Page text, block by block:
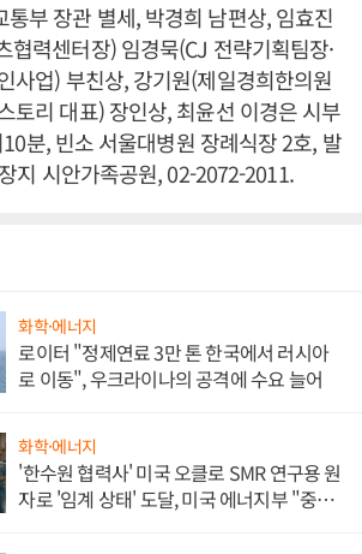
부 장관 별세, 박경희 남편상, 임효진
협력센터장) 임경묵(CJ 전략기획팀장·
사업) 부친상, 강기원(제일경희한의원
토리 대표) 장인상, 최윤선 이경은 시부
분, 빈소 서울대병원 장례식장 2호, 발
지 시안가족공원, 02-2072-2011.
화학·에너지
로이터 "정제연료 3만 톤 한국에서 러시아
로 이동", 우크라이나의 공격에 수요 늘어
화학·에너지
'한수원 협력사' 미국 오클로 SMR 연구용 원
자로 '임계 상태' 도달, 미국 에너지부 "중요